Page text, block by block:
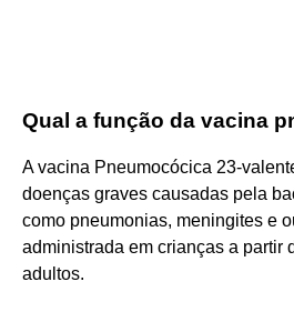
Qual a função da vacina
A vacina Pneumocócica 23-
doenças graves causadas pela
como pneumonias, meningites e
administrada em crianças a partir
adultos.